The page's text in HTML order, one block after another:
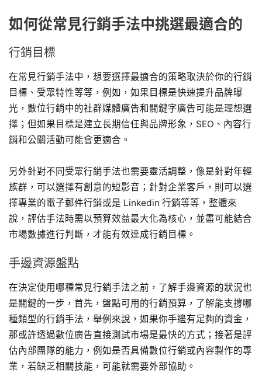
如何從常見行銷手法中挑選最適合的
行銷目標
在常見行銷手法中，想要選擇最適合的策略取決於你的行銷
目標、受眾特性等等，例如，如果目標是快速提升品牌曝
光，數位行銷中的社群媒體廣告和關鍵字廣告可能是理想選
擇；但如果目標是建立長期信任與品牌形象，SEO、內容行
銷和公關活動可能會更適合。
另外針對不同受眾行銷手法也需要靈活調整，像是針對年輕
族群，可以選擇有創意的短影音；針對企業客戶，則可以選
擇專業的電子郵件行銷或是 Linkedin 行銷等等，整體來
說，評估手法時需以預算效益最大化為核心，並盡可能結合
市場數據進行判斷，才能有效達成行銷目標。
手邊資源盤點
在決定使用哪種常見行銷手法之前，了解手邊資源的狀況也
是關鍵的一步，首先，盤點可用的行銷預算，了解能支撐哪
種類型的行銷手法，舉例來說，如果你手邊有足夠的資金，
那或許透過數位廣告直接測試市場是最快的方式；接著是評
估內部團隊的能力，例如是否具備數位行銷或內容製作的專
業，若缺乏相關技能，可能就需要外部協助。